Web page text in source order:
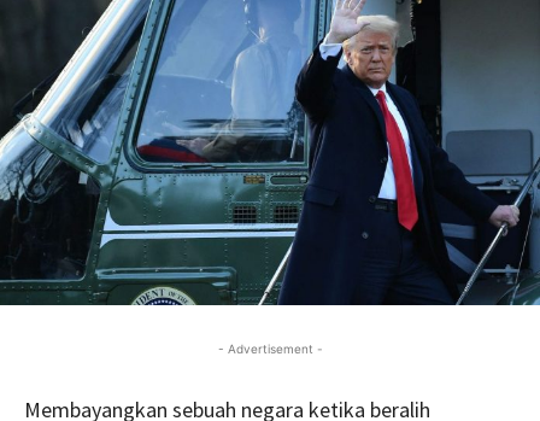
- Advertisement -
Membayangkan sebuah negara ketika beralih